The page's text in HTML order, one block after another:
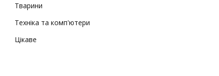
Тварини
Техніка та комп'ютери
Цікаве